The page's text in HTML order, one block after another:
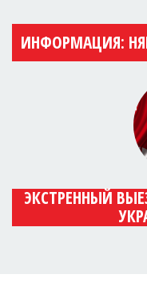
ИНФОРМАЦИЯ:
ЭКСТРЕННЫЙ